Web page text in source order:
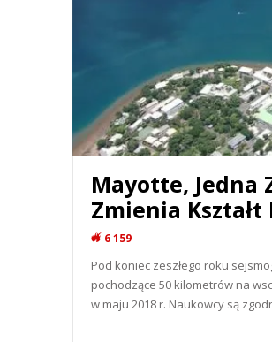
Mayotte, Jedna
Zmienia
6 159
Pod koniec zeszłego roku
pochodzące 50 kilometrów na
w maju 2018 r. Naukowcy są